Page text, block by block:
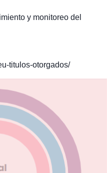
y monitoreo del
titulos-otorgados/